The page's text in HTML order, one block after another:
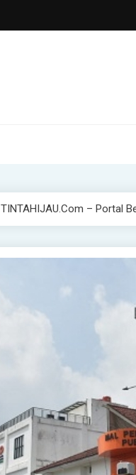
TINTAHIJAU.com – Portal